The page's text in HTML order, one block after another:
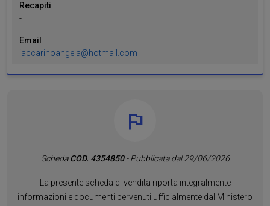
Recapiti
-
Email
iaccarinoangela@hotmail.com
SchedaCOD. 4354850- Pubblicata dal 29/06/2026
La presente scheda di vendita riporta integralmente
informazioni e documenti pervenuti ufficialmente dal Ministero